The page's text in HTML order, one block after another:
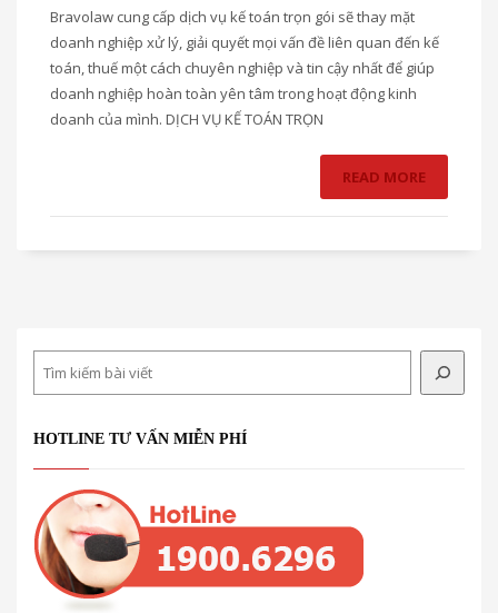
Bravolaw cung cấp dịch vụ kế toán trọn gói sẽ thay mặt
doanh nghiệp xử lý, giải quyết mọi vấn đề liên quan đến kế
toán, thuế một cách chuyên nghiệp và tin cậy nhất để giúp
doanh nghiệp hoàn toàn yên tâm trong hoạt động kinh
doanh của mình. DỊCH VỤ KẾ TOÁN TRỌN
READ MORE
HOTLINE TƯ VẤN MIỄN PHÍ